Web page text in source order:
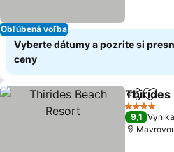
Obľúbená voľba
Vyberte dátumy a pozrite si
ceny
Zdieľať
Thirides
4 Počet
9,1